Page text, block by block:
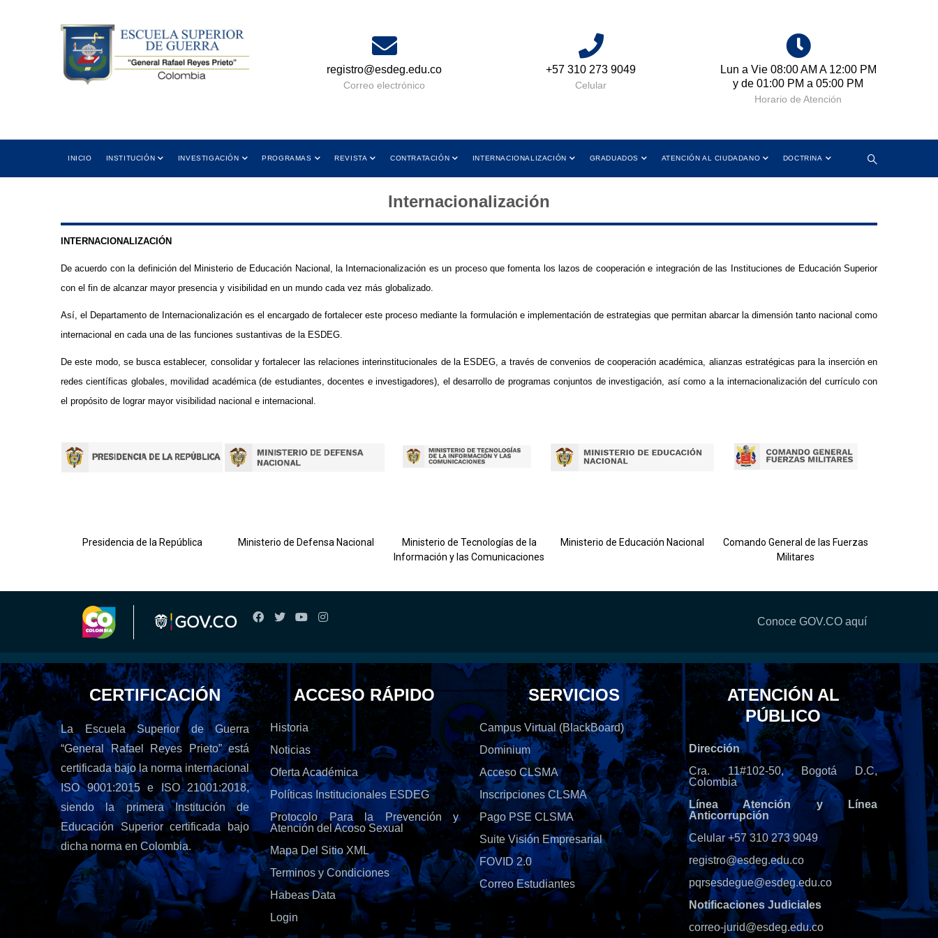
Cra 11 No. 102-50 Bogotá D.C.,
Colombia
registro@esdeg.edu.co
Correo electrónico
+57 310 273 9049
Celular
Lun a Vie 08:00 AM A 12:00 PM
y de 01:00 PM a 05:00 PM
Horario de Atención
Main
INICIO INSTITUCIÓN INVESTIGACIÓN PROGRAMAS REVISTA CONTRATACIÓN INTERNACIONALIZACIÓN GRADUADOS ATENCIÓN AL CIUDADANO DOCTRINA
Internacionalización
INTERNACIONALIZACIÓN
De acuerdo con la definición del Ministerio de Educación Nacional, la Internacionalización es un proceso que fomenta los lazos de cooperación e integración de las Instituciones de Educación Superior
con el fin de alcanzar mayor presencia y visibilidad en un mundo cada vez más globalizado.
Así, el Departamento de Internacionalización es el encargado de fortalecer este proceso mediante la formulación e implementación de estrategias que permitan abarcar la dimensión tanto nacional como
internacional en cada una de las funciones sustantivas de la ESDEG.
De este modo, se busca establecer, consolidar y fortalecer las relaciones interinstitucionales de la ESDEG, a través de convenios de cooperación académica, alianzas estratégicas para la inserción en
redes científicas globales, movilidad académica (de estudiantes, docentes e investigadores), el desarrollo de programas conjuntos de investigación, así como a la internacionalización del currículo con
el propósito de lograr mayor visibilidad nacional e internacional.
Presidencia de la República
Ministerio de Defensa Nacional
Ministerio de Tecnologías de la
Información y las Comunicaciones
Ministerio de Educación Nacional
Comando General de las Fuerzas
Militares
Conoce GOV.CO aquí
CERTIFICACIÓN
La Escuela Superior de Guerra
“General Rafael Reyes Prieto” está
certificada bajo la norma internacional
ISO 9001:2015 e ISO 21001:2018,
siendo la primera Institución de
Educación Superior certificada bajo
dicha norma en Colombia.
ACCESO RÁPIDO
Historia
Noticias
Oferta Académica
Políticas Institucionales ESDEG
Protocolo Para la Prevención y
Atención del Acoso Sexual
Mapa Del Sitio XML
Terminos y Condiciones
Habeas Data
Login
SERVICIOS
Campus Virtual (BlackBoard)
Dominium
Acceso CLSMA
Inscripciones CLSMA
Pago PSE CLSMA
Suite Visión Empresarial
FOVID 2.0
Correo Estudiantes
ATENCIÓN AL
PÚBLICO
Dirección
Cra. 11#102-50, Bogotá D.C,
Colombia
Línea Atención y Línea
Anticorrupción
Celular +57 310 273 9049
registro@esdeg.edu.co
pqrsesdegue@esdeg.edu.co
Notificaciones Judiciales
correo-jurid@esdeg.edu.co